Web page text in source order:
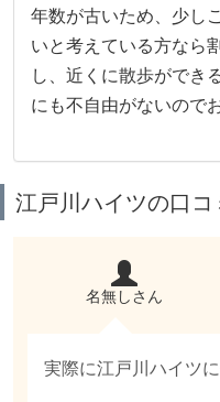
年数が古いため、少し
いと考えている方なら
し、近くに散歩ができ
にも不自由がないので
江戸川ハイツの口コ
名無しさん
実際に江戸川ハイツ